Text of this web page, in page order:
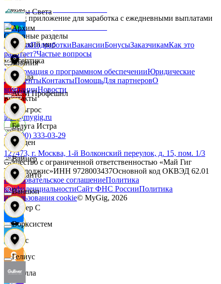
Дары Света
Детский мир
Звезда
Зельгрос
Зенден
Инканто
Интер С
Вайс
Ителла
Архим
Асептика
АСМ Профешнл
Белуга Истра
Вайнер
Ваншоп
Ворксистем
Гелиус
MyGig приложение для заработка с ежедневными выплатами
Основные разделы
ГлавнаяПодработкиВакансииБонусыЗаказчикамКак это
работает?Частые вопросы
Компания
Информация о программном обеспеченииЮридические
документыКонтактыПомощьДля партнеровО
компанииНовости
Контакты
info@mygig.ru
+8 (800) 333-03-29
127473, г. Москва, 1-й Волконский переулок, д. 15, пом. 1/3
Общество с ограниченной ответственностью «Май Гиг
Технолоджис»ИНН 9728003437Основной код ОКВЭД 62.01
Пользовательское соглашениеПолитика
конфиденциальностиСайт ФНС РоссииПолитика
использования cookie© MyGig, 2026